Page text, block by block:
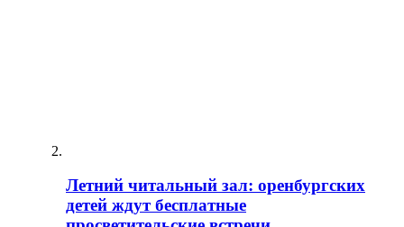
Летний читальный зал: оренбургских
детей ждут бесплатные